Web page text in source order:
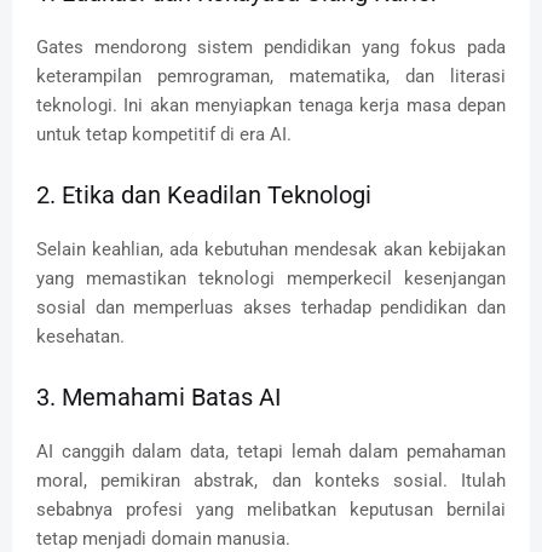
Gates mendorong sistem pendidikan yang fokus pada
keterampilan pemrograman, matematika, dan literasi
teknologi. Ini akan menyiapkan tenaga kerja masa depan
untuk tetap kompetitif di era AI.
2. Etika dan Keadilan Teknologi
Selain keahlian, ada kebutuhan mendesak akan kebijakan
yang memastikan teknologi memperkecil kesenjangan
sosial dan memperluas akses terhadap pendidikan dan
kesehatan.
3. Memahami Batas AI
AI canggih dalam data, tetapi lemah dalam pemahaman
moral, pemikiran abstrak, dan konteks sosial. Itulah
sebabnya profesi yang melibatkan keputusan bernilai
tetap menjadi domain manusia.